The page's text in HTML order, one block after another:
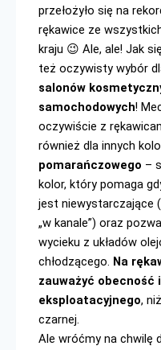
przełożyło się na
rękawice ze
kraju 😉 Ale, ale! Jak
też oczywisty wybór
salonów
samochodowych!
oczywiście z
pomarańczowego –
kolor, który pomaga
jest niewystarczające
„w kanale”) oraz
wycieku z układów
chłodzącego. Na
zauważyć obecność
eksploatacyjnego,
czarnej.
Ale wróćmy na chwilę